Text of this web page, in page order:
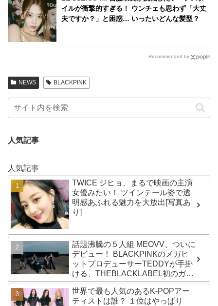
イルが衝撃的すぎる！ ウンチェも思わず「大丈
夫ですか？」と困惑… いったいどんな髪型？
Recommended by
NEWS BLACKPINK
人気記事
人気記事
TWICE ジヒョ、まるで映画の主演
女優みたい！ ツインテール姿で透
明感あふれる魅力を大放出[写真あ
り]
話題沸騰の５人組 MEOVV、ついに
デビュー！ BLACKPINKのメガヒ
ットプロデューサーTEDDYが手掛
ける、THEBLACKLABEL初のガー
ルズグループ！ デビューシングル
「MEOW」をリリース
世界で最も人気のあるK-POPアー
ティストは誰？ １位はやっぱり